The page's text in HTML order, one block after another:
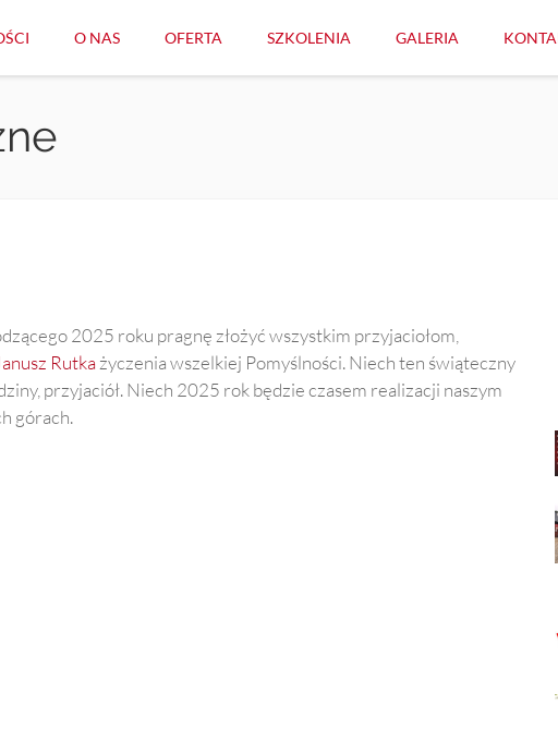
O NAS OFERTA SZKOLENIA GALERIA
2025 roku pragnę złożyć wszystkim przyjaciołom,
Rutkażyczenia wszelkiej Pomyślności. Niech ten świąteczny
przyjaciół. Niech 2025 rok będzie czasem realizacji naszym
górach.